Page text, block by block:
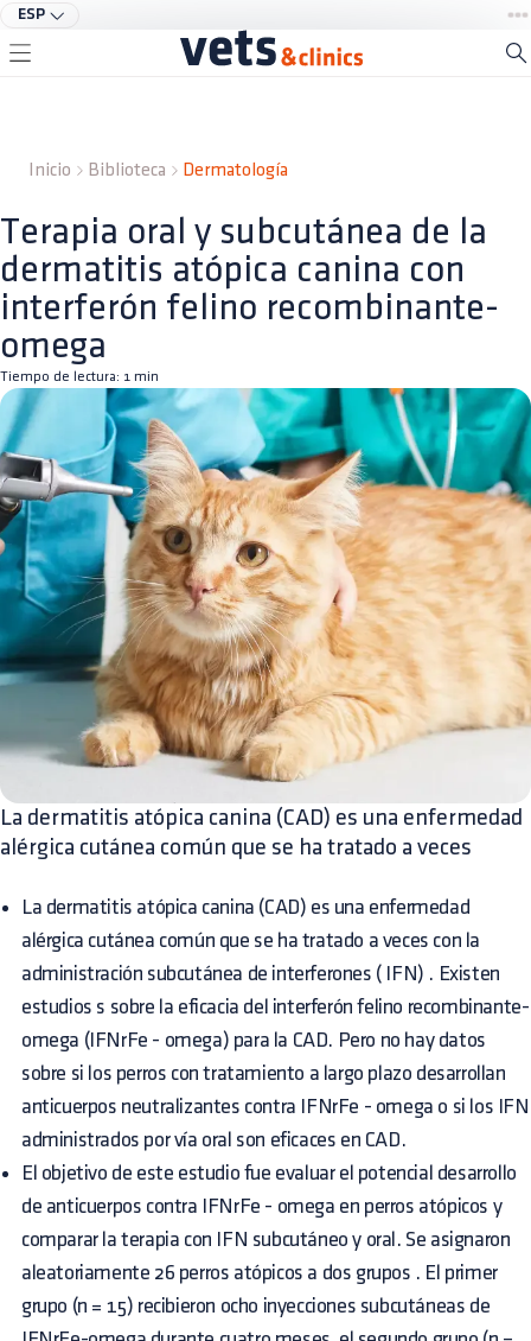
ESP
Inicio Biblioteca Dermatología
Terapia oral y subcutánea de la
dermatitis atópica canina con
interferón felino recombinante-
omega
Tiempo de lectura: 1 min
La dermatitis atópica canina (CAD) es una enfermedad
alérgica cutánea común que se ha tratado a veces
La dermatitis atópica canina (CAD) es una enfermedad
alérgica cutánea común que se ha tratado a veces con la
administración subcutánea de interferones ( IFN) . Existen
estudios s sobre la eficacia del interferón felino recombinante-
omega (IFNrFe - omega) para la CAD. Pero no hay datos
sobre si los perros con tratamiento a largo plazo desarrollan
anticuerpos neutralizantes contra IFNrFe - omega o si los IFN
administrados por vía oral son eficaces en CAD.
El objetivo de este estudio fue evaluar el potencial desarrollo
de anticuerpos contra IFNrFe - omega en perros atópicos y
comparar la terapia con IFN subcutáneo y oral. Se asignaron
aleatoriamente 26 perros atópicos a dos grupos . El primer
grupo (n = 15) recibieron ocho inyecciones subcutáneas de